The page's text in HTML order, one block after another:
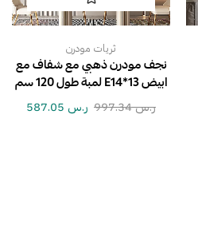
ثريات مودرن
نجف مودرن ذهبي مع شفاف مع
ابيض E14*13 لمبة طول 120 سم
ر.س997.34 ر.س